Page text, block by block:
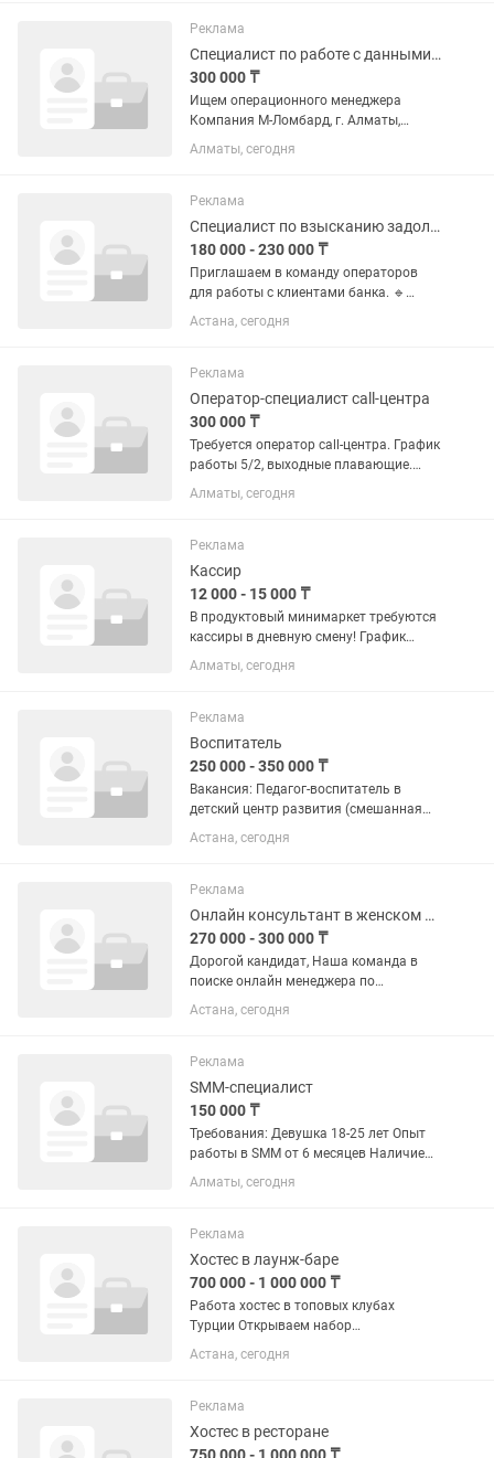
Поддержание чистоты и порядка в...
Реклама
Специалист по работе с данными (excel) и официальной переписке
300 000 ₸
Ищем операционного менеджера
Компания М-Ломбард, г. Алматы,
район Попова-Шашкина Задачи: •
Готовить справки по запросам
письма на русском и казахском
языках; •...
Алматы, сегодня
Реклама
Специалист по взысканию задолженности
180 000 - 230 000 ₸
Приглашаем в команду операторов
для работы с клиентами банка. 🔹
Обязанности: Исходящие звонки
клиентам 📲 Общение по готовому
ранней стадии просрочки Внесение...
Астана, сегодня
Реклама
Оператор-специалист call-центра
300 000 ₸
Требуется оператор call-центра. График
работы 5/2, выходные плавающие.
Работа с входящими звонками, с
теплым обзвоном, обработка заказов
трудоустройство, ЗП на карту...
Алматы, сегодня
Реклама
Кассир
12 000 - 15 000 ₸
В продуктовый минимаркет требуются
кассиры в дневную смену! График
работы: с 8:00 утра до 20:00. 2/2.
Магазин работает круглосуточно.
смену. Оплата раз в месяц после...
Алматы, сегодня
Реклама
Воспитатель
250 000 - 350 000 ₸
Вакансия: Педагог-воспитатель в
детский центр развития (смешанная
группа 3–5 лет) 📍 График работы:
09:00–18:30 Требования:
работы в детском саду или...
Астана, сегодня
Реклама
Онлайн консультант в женском магазине (не удаленно)
270 000 - 300 000 ₸
Дорогой кандидат, Наша команда в
поиске онлайн менеджера по
продажам Требования: -не студенты -от
письменная и устная речь...
Астана, сегодня
Реклама
SMM-специалист
150 000 ₸
Требования: Девушка 18-25 лет Опыт
работы в SMM от 6 месяцев Наличие
портфолио (кейсов). Владение русским
и казахским языками. Навыки съемки,
письменная...
Алматы, сегодня
Реклама
Хостес в лаунж-баре
700 000 - 1 000 000 ₸
Работа хостес в топовых клубах
Турции Открываем набор
коммуникабельных и ярких девушек
для работы в Турции. Гарантируем
безопасность и поддержку на
протяжении всего...
Астана, сегодня
Реклама
Хостес в ресторане